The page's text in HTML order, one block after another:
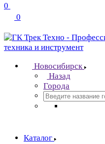
0
0
Новосибирск
Назад
Города
Каталог